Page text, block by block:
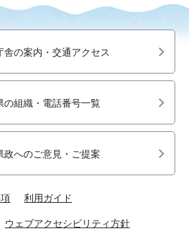
舎の案内・交通アクセス
の組織・電話番号一覧
政へのご意見・ご提案
利用ガイド
ウェブアクセシビリティ方針